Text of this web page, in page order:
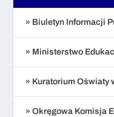
» Biuletyn Informacji
» Ministerstwo
» Kuratorium Oświaty
» Okręgowa Komisja